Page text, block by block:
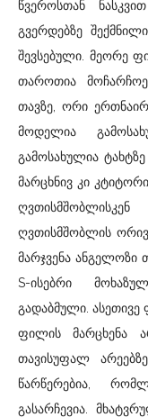
წვეროსთან
გვერდებზე
შევსებული. მეორე
თაროთია
თავზე, ორი
მოდელია
გამოსახულია
მარცხნივ კი
ღვთისმშობლის
მარჯვენა
S-ისებრი
გადაბმული. ასეთივე
ფილის მარცხენა
თავისუფალ
წარწერებია,
გასარჩევია.